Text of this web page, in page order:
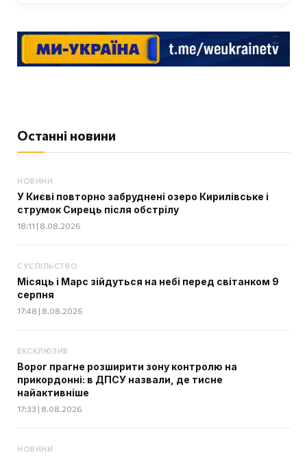
Останні новини
НОВИНИ
У Києві повторно забруднені озеро Кирилівське і
струмок Сирець після обстрілу
18:11 | 8.08.2026
СУСПІЛЬСТВО
Місяць і Марс зійдуться на небі перед світанком 9
серпня
17:48 | 8.08.2026
ЕКСКЛЮЗИВ
Ворог прагне розширити зону контролю на
прикордонні: в ДПСУ назвали, де тисне
найактивніше
17:33 | 8.08.2026
НОВИНИ